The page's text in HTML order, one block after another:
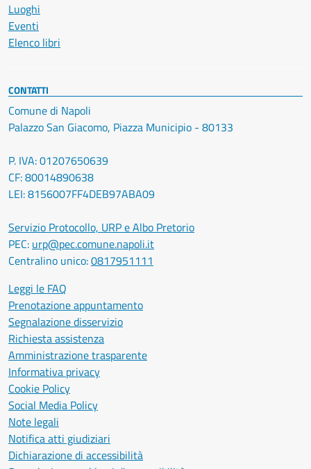
Luoghi
Eventi
Elenco libri
CONTATTI
Comune di Napoli
Palazzo San Giacomo, Piazza Municipio - 80133
P. IVA: 01207650639
CF: 80014890638
LEI: 8156007FF4DEB97ABA09
Servizio Protocollo, URP e Albo Pretorio
PEC: urp@pec.comune.napoli.it
Centralino unico:0817951111
Leggi le FAQ
Prenotazione appuntamento
Segnalazione disservizio
Richiesta assistenza
Amministrazione trasparente
Informativa privacy
Cookie Policy
Social Media Policy
Note legali
Notifica atti giudiziari
Dichiarazione di accessibilità